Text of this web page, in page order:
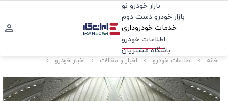
بازار خودرو نو
بازار خودرو دست دوم
خدمات خودروداری
اطلاعات خودرو
باشگاه مشتریان
خانه اطلاعات خودرو اخبار و مقالات اخبار خودرو